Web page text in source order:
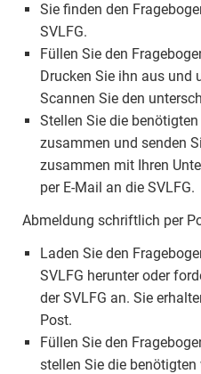
Sie finden den
SVLFG.
Füllen Sie den
Drucken Sie ihn aus und
Scannen Sie den
Stellen Sie die
zusammen und senden
zusammen mit Ihren
per E-Mail an die SVLFG.
Abmeldung schriftlich per
Laden Sie den
SVLFG herunter oder
der SVLFG an. Sie
Post.
Füllen Sie den
stellen Sie die benötigten